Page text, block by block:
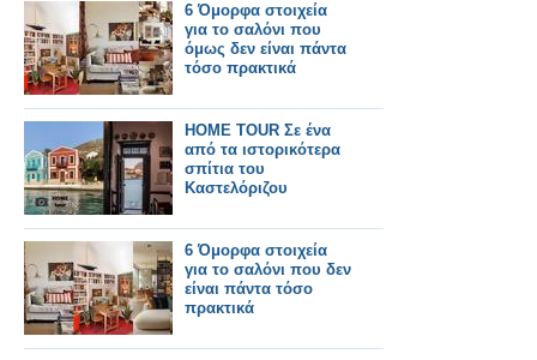
6 Όμορφα στοιχεία
για το σαλόνι που
όμως δεν είναι πάντα
τόσο πρακτικά
HOME TOUR Σε ένα
από τα ιστορικότερα
σπίτια του
Καστελόριζου
6 Όμορφα στοιχεία
για το σαλόνι που δεν
είναι πάντα τόσο
πρακτικά